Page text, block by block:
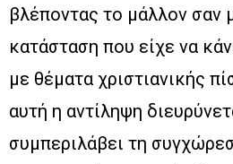
βλέποντας το μάλλον σαν
κατάσταση που είχε να
με θέματα χριστιανικής
αυτή η αντίληψη
συμπεριλάβει τη